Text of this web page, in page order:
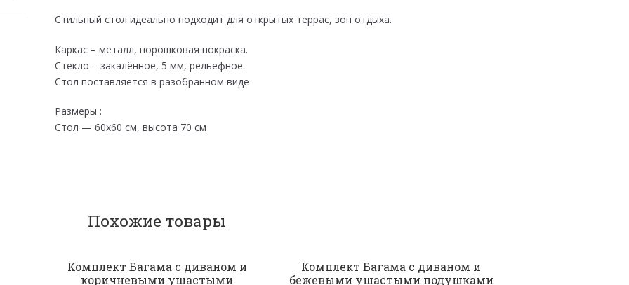
Стильный стол идеально подходит для открытых террас, зон отдыха.
Каркас – металл, порошковая покраска.
Стекло – закалённое, 5 мм, рельефное.
Стол поставляется в разобранном виде
Размеры :
Стол — 60х60 см, высота 70 см
Похожие товары
Комплект Багама с диваном и
коричневыми ушастыми
Комплект Багама с диваном и
бежевыми ушастыми подушками